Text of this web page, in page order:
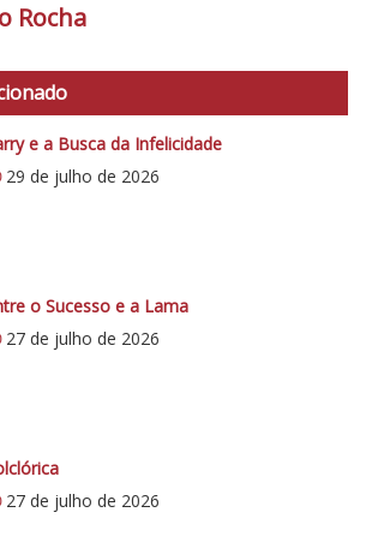
Rocha
e a Busca da Infelicidade
29 de julho de 2026
o Sucesso e a Lama
27 de julho de 2026
27 de julho de 2026